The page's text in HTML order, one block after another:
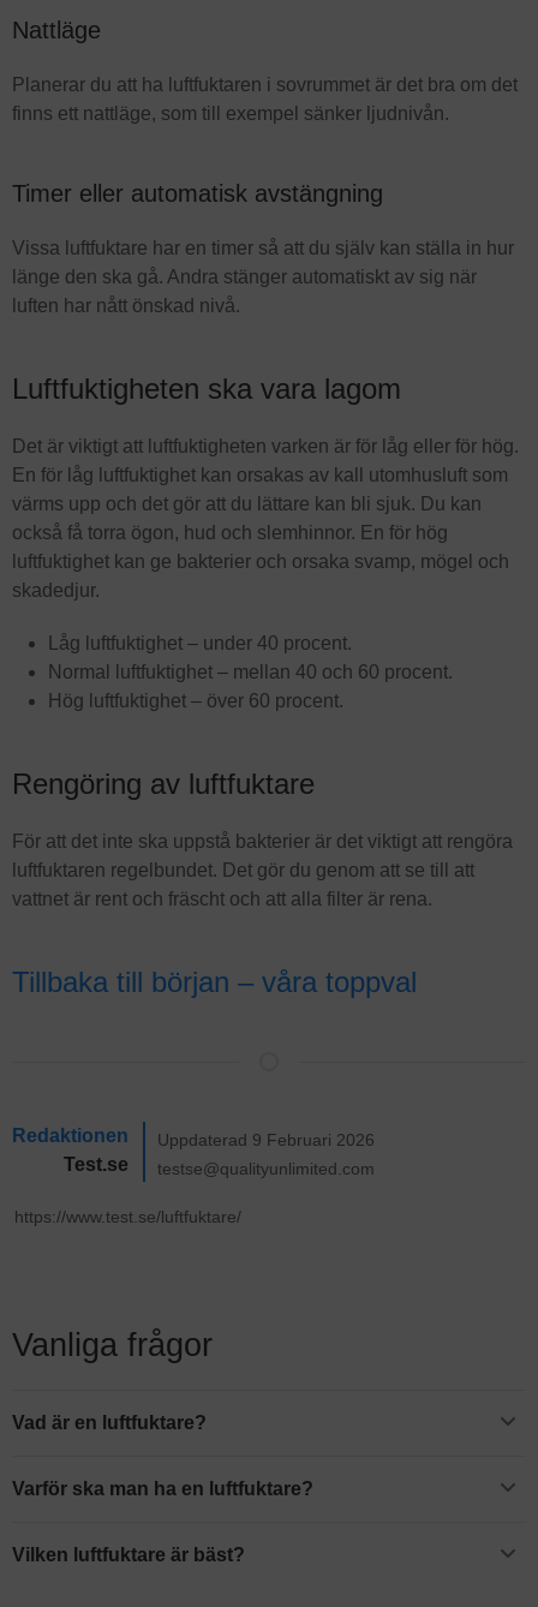
Nattläge
Planerar du att ha luftfuktaren i sovrummet är det bra om det
finns ett nattläge, som till exempel sänker ljudnivån.
Timer eller automatisk avstängning
Vissa luftfuktare har en timer så att du själv kan ställa in hur
länge den ska gå. Andra stänger automatiskt av sig när
luften har nått önskad nivå.
Luftfuktigheten ska vara lagom
Det är viktigt att luftfuktigheten varken är för låg eller för hög.
En för låg luftfuktighet kan orsakas av kall utomhusluft som
värms upp och det gör att du lättare kan bli sjuk. Du kan
också få torra ögon, hud och slemhinnor. En för hög
luftfuktighet kan ge bakterier och orsaka svamp, mögel och
skadedjur.
Låg luftfuktighet – under 40 procent.
Normal luftfuktighet – mellan 40 och 60 procent.
Hög luftfuktighet – över 60 procent.
Rengöring av luftfuktare
För att det inte ska uppstå bakterier är det viktigt att rengöra
luftfuktaren regelbundet. Det gör du genom att se till att
vattnet är rent och fräscht och att alla filter är rena.
Tillbaka till början – våra toppval
Redaktionen
Test.se
Uppdaterad 9 Februari 2026
testse@qualityunlimited.com
Vanliga frågor
Vad är en luftfuktare?
vattentank med vatten som producerar ånga, som sedan
Varför ska man ha en luftfuktare?
inte är tillräckligt fuktig, som till exempel torra ögon, irriterad hy eller
Vilken luftfuktare är bäst?